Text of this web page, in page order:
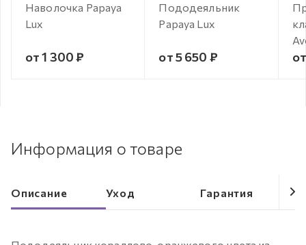
Наволочка Papaya
Lux
от 1 300 ₽
Пододеяльник
Papaya Lux
от 5 650 ₽
Информация о товаре
Описание Уход Гарантия